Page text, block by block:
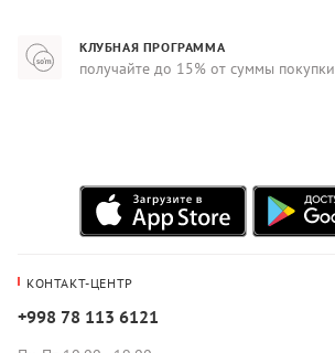
КЛУБНАЯ ПРОГРАММА
получайте до 15% от суммы покупки
КОНТАКТ-ЦЕНТР
+998 78 113 6121